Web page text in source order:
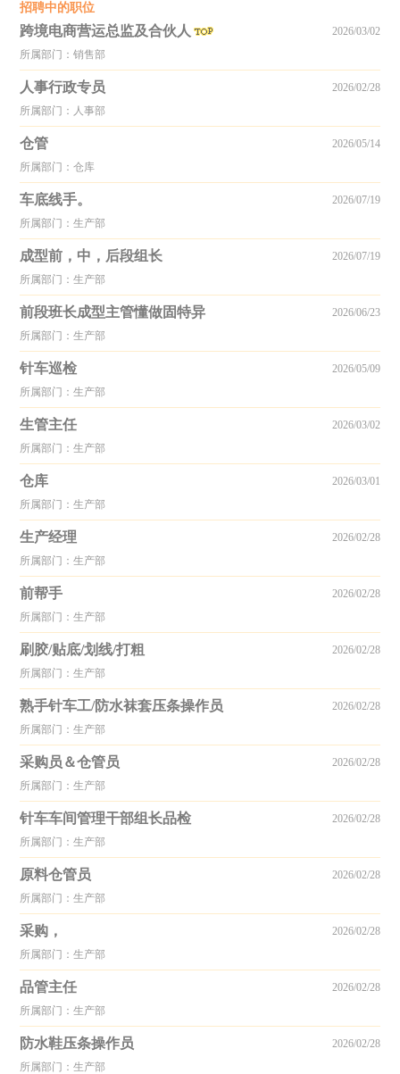
招聘中的职位
跨境电商营运总监及合伙人
所属部门：销售部
2026/03/02
人事行政专员
所属部门：人事部
2026/02/28
仓管
所属部门：仓库
2026/05/14
车底线手。
所属部门：生产部
2026/07/19
成型前，中，后段组长
所属部门：生产部
2026/07/19
前段班长成型主管懂做固特异
所属部门：生产部
2026/06/23
针车巡检
所属部门：生产部
2026/05/09
生管主任
所属部门：生产部
2026/03/02
仓库
所属部门：生产部
2026/03/01
生产经理
所属部门：生产部
2026/02/28
前帮手
所属部门：生产部
2026/02/28
刷胶/贴底/划线/打粗
所属部门：生产部
2026/02/28
熟手针车工/防水袜套压条操作员
所属部门：生产部
2026/02/28
采购员＆仓管员
所属部门：生产部
2026/02/28
针车车间管理干部组长品检
所属部门：生产部
2026/02/28
原料仓管员
所属部门：生产部
2026/02/28
采购，
所属部门：生产部
2026/02/28
品管主任
所属部门：生产部
2026/02/28
防水鞋压条操作员
所属部门：生产部
2026/02/28